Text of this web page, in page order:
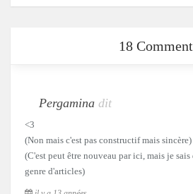
18
Pergamina dit
<3
(Non mais c'est pas constructif mais sincère)
(C'est peut être nouveau par ici, mais je
genre d'articles)